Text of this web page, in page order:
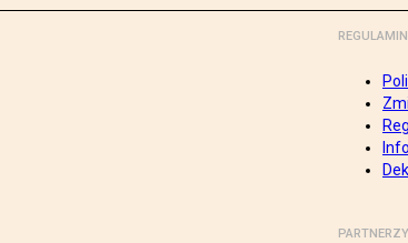
REGULAMIN
PARTNERZY